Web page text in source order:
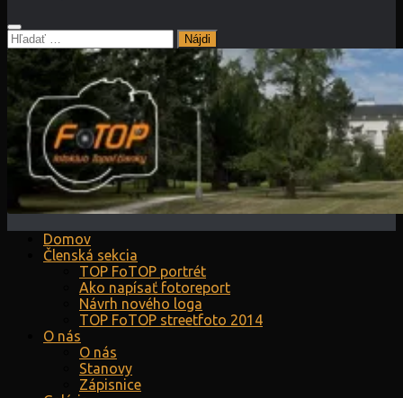
Hľadať:
Domov
Členská sekcia
TOP FoTOP portrét
Ako napísať fotoreport
Návrh nového loga
TOP FoTOP streetfoto 2014
O nás
O nás
Stanovy
Zápisnice